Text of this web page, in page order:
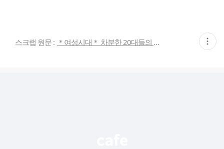
스크랩 원문 : ＊여성시대＊ 차분한 20대들의 알흠다운 공간 현
재